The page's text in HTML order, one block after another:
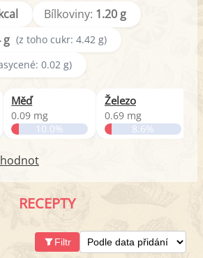
Bílkoviny: 1.20 g
g (z toho cukr: 4.42 g)
0.02 g)
Měď
0.09 mg
10.0%
Železo
0.69 mg
8.6%
RECEPTY
Filtr